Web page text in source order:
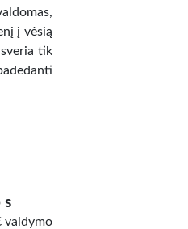
į vėsią
tik
s
valdymo